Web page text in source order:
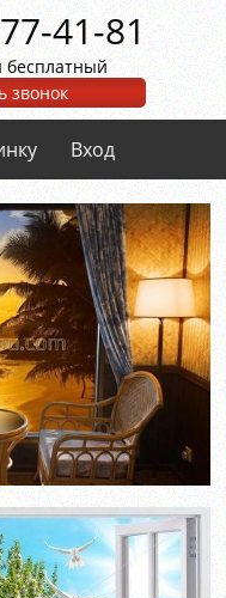
41-81
бесплатный
звонок
Вход